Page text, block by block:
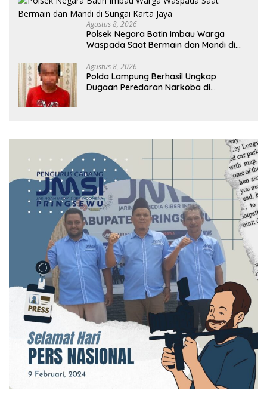
Agustus 8, 2026
Polsek Negara Batin Imbau Warga
Waspada Saat Bermain dan Mandi di
Agustus 8, 2026
Polda Lampung Berhasil Ungkap
Dugaan Peredaran Narkoba di